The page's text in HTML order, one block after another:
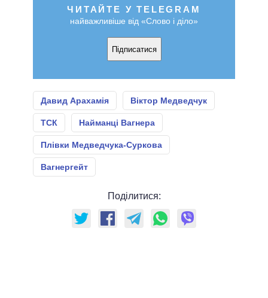
ЧИТАЙТЕ У TELEGRAM
найважливіше від «Слово і діло»
Підписатися
Давид Арахамія Віктор Медведчук
ТСК Найманці Вагнера
Плівки Медведчука-Суркова
Вагнергейт
Поділитися: